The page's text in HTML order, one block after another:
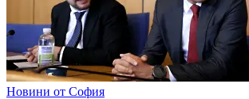
Новини от София